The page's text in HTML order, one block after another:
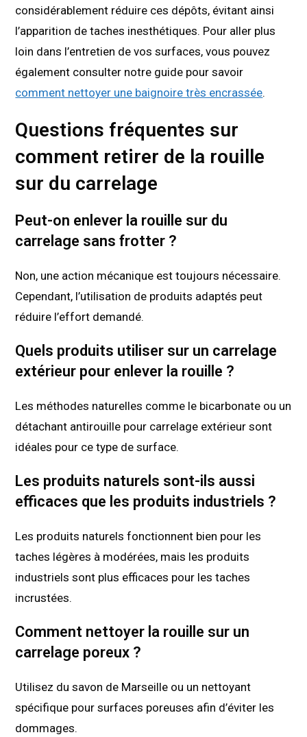
considérablement réduire ces dépôts, évitant ainsi
l’apparition de taches inesthétiques. Pour aller plus
loin dans l’entretien de vos surfaces, vous pouvez
également consulter notre guide pour savoir
comment nettoyer une baignoire très encrassée.
Questions fréquentes sur
comment retirer de la rouille
sur du carrelage
Peut-on enlever la rouille sur du
carrelage sans frotter ?
Non, une action mécanique est toujours nécessaire.
Cependant, l’utilisation de produits adaptés peut
réduire l’effort demandé.
Quels produits utiliser sur un carrelage
extérieur pour enlever la rouille ?
Les méthodes naturelles comme le bicarbonate ou un
détachant antirouille pour carrelage extérieur sont
idéales pour ce type de surface.
Les produits naturels sont-ils aussi
efficaces que les produits industriels ?
Les produits naturels fonctionnent bien pour les
taches légères à modérées, mais les produits
industriels sont plus efficaces pour les taches
incrustées.
Comment nettoyer la rouille sur un
carrelage poreux ?
Utilisez du savon de Marseille ou un nettoyant
spécifique pour surfaces poreuses afin d’éviter les
dommages.